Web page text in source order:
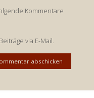
Kommentare
via E-Mail.